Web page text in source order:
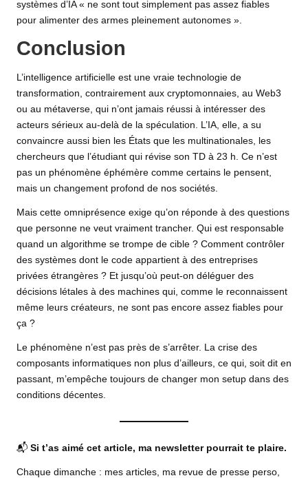
systèmes d’IA « ne sont tout simplement pas assez fiables
pour alimenter des armes pleinement autonomes ».
Conclusion
L’intelligence artificielle est une vraie technologie de
transformation, contrairement aux cryptomonnaies, au Web3
ou au métaverse, qui n’ont jamais réussi à intéresser des
acteurs sérieux au-delà de la spéculation. L’IA, elle, a su
convaincre aussi bien les États que les multinationales, les
chercheurs que l’étudiant qui révise son TD à 23 h. Ce n’est
pas un phénomène éphémère comme certains le pensent,
mais un changement profond de nos sociétés.
Mais cette omniprésence exige qu’on réponde à des questions
que personne ne veut vraiment trancher. Qui est responsable
quand un algorithme se trompe de cible ? Comment contrôler
des systèmes dont le code appartient à des entreprises
privées étrangères ? Et jusqu’où peut-on déléguer des
décisions létales à des machines qui, comme le reconnaissent
même leurs créateurs, ne sont pas encore assez fiables pour
ça ?
Le phénomène n’est pas près de s’arrêter. La crise des
composants informatiques non plus d’ailleurs, ce qui, soit dit en
passant, m’empêche toujours de changer mon setup dans des
conditions décentes.
📬 Si t’as aimé cet article, ma newsletter pourrait te plaire.
Chaque dimanche : mes articles, ma revue de presse perso,